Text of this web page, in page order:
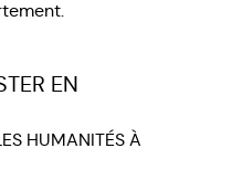
EN
HUMANITÉS À